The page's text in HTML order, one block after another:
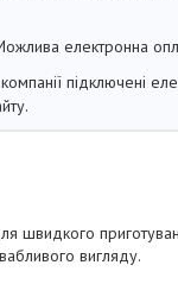
підключені
вигляду.